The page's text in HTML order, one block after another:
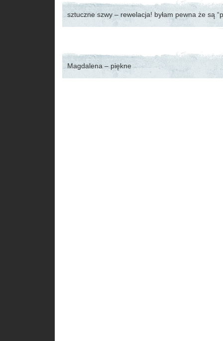
sztuczne szwy – rewelacja! byłam pewna że są
Magdalena – piękne